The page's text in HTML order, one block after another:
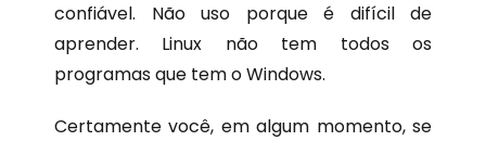
confiável. Não uso porque é difícil de
aprender. Linux não tem todos os
programas que tem o Windows.
Certamente você, em algum momento, se